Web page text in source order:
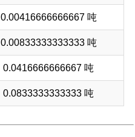
0.00416666666667 吨
0.00833333333333 吨
0.0416666666667 吨
0.0833333333333 吨